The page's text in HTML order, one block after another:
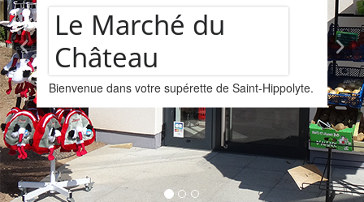
Assortiment de
vins
Nous vous proposons un assortiments de vins
provenant de la cave Les Faîtières à Orschwiller-
Kintzheim-St-Hippolyte.